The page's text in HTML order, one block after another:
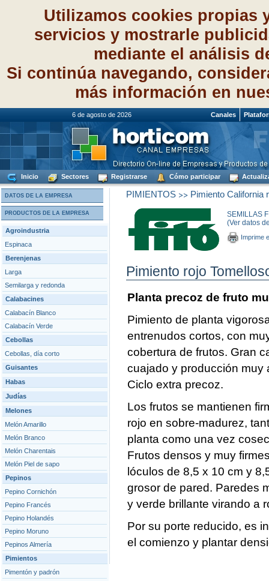
Utilizamos cookies propias
servicios y mostrarle
mediante el análisis
Si continúa navegando,
más información en
6 de agosto de 2026 Canales
Inicio Sectores Registrarse Cómo participar
DATOS DE LA EMPRESA
PRODUCTOS DE LA EMPRESA
Agroindustria
Espinaca
Berenjenas
Larga
Semilarga y redonda
Calabacines
Calabacín Blanco
Calabacín Verde
Cebollas
Cebollas, día corto
Guisantes
Habas
Judías
Melones
Melón Amarillo
Melón Branco
Melón Charentais
Melón Piel de sapo
Pepinos
Pepino Cornichón
Pepino Francés
Pepino Holandés
Pepino Moruno
Pepinos Almería
Pimientos
Pimentón y padrón
PIMIENTOS>> Pimiento California
SEMILLAS
(Ver datos
Imprime
Pimiento rojo
Planta precoz de fruto
Pimiento de planta
entrenudos cortos, con
cobertura de frutos. Gran
cuajado y producción muy
Ciclo extra precoz.
Los frutos se mantienen
rojo en sobre-madurez,
planta como una vez
Frutos densos y muy
lóculos de 8,5 x 10 cm y
grosor de pared. Paredes
y verde brillante virando a
Por su porte reducido, es
el comienzo y plantar